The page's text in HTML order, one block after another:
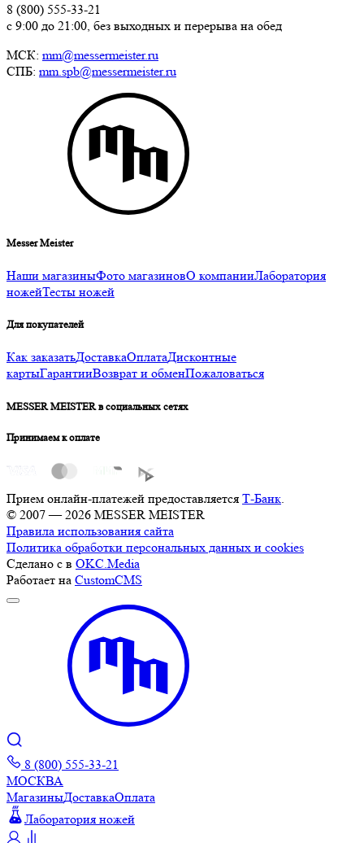
8 (800) 555-33-21
с 9:00 до 21:00, без выходных и перерыва на обед
МСК: mm@messermeister.ru
СПБ: mm.spb@messermeister.ru
Messer Meister
Наши магазиныФото магазиновО компанииЛаборатория
ножейТесты ножей
Для покупателей
Как заказатьДоставкаОплатаДисконтные
картыГарантииВозврат и обменПожаловаться
MESSER MEISTER в социальных сетях
Принимаем к оплате
Прием онлайн-платежей предоставляется Т-Банк.
© 2007 — 2026 MESSER MEISTER
Правила использования сайта
Политика обработки персональных данных и cookies
Сделано с в OKC.Media
Работает на CustomCMS
8 (800) 555-33-21
МОСКВА
МагазиныДоставкаОплата
Лаборатория ножей